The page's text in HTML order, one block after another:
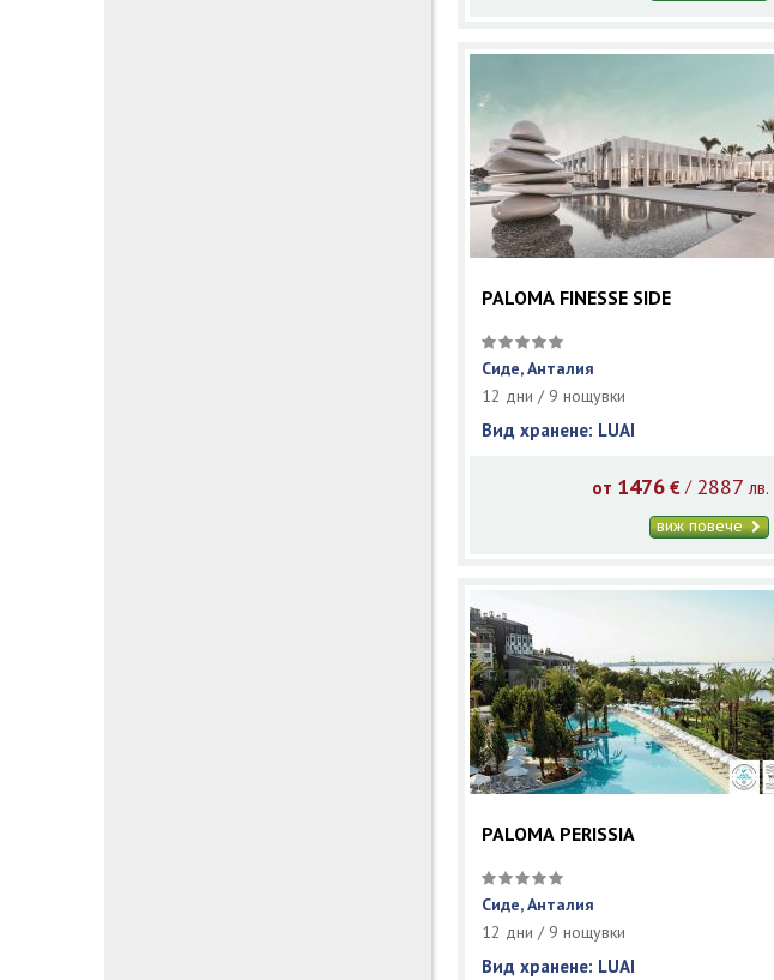
PALOMA FINESSE SIDE
Сиде, Анталия
12 дни / 9 нощувки
Вид хранене: LUAI
от 1476 € / 2887 лв.
виж повече
PALOMA PERISSIA
Сиде, Анталия
12 дни / 9 нощувки
Вид хранене: LUAI